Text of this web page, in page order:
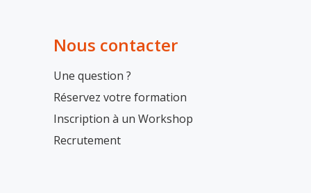
Nous contacter
Une question ?
Réservez votre formation
Inscription à un Workshop
Recrutement